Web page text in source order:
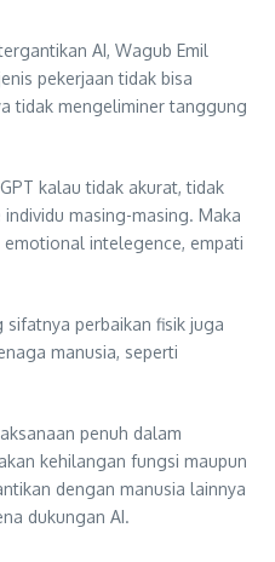
AI, Wagub Emil
pekerjaan tidak bisa
tidak mengeliminer tanggung
kalau tidak akurat, tidak
masing-masing. Maka
intelegence, empati
sifatnya perbaikan fisik juga
manusia, seperti
penuh dalam
kehilangan fungsi maupun
dengan manusia lainnya
dukungan AI.